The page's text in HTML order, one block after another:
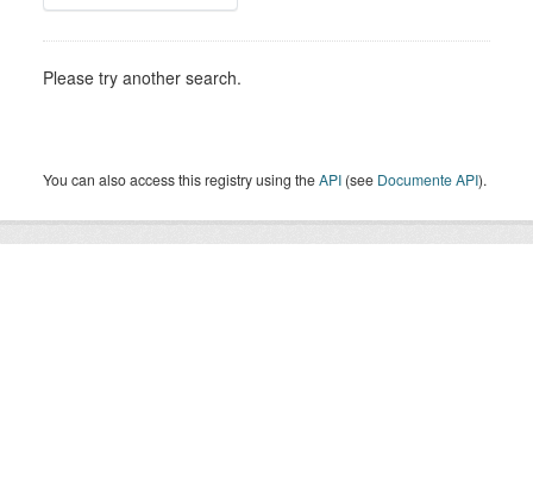
Please try another search.
You can also access this registry using theAPI (see Documente API).